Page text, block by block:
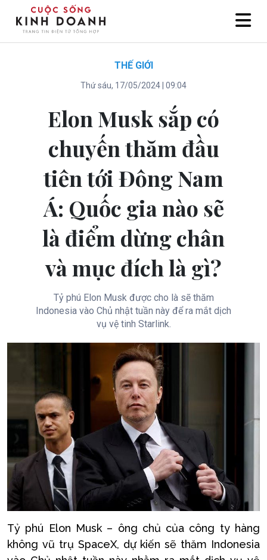
THẾ GIỚI
Thứ sáu, 17/05/2024 | 09:04
Elon Musk sắp có
chuyến thăm đầu
tiên tới Đông Nam
Á: Quốc gia nào sẽ
là điểm dừng chân
và mục đích là gì?
Tỷ phú Elon Musk được cho là sẽ thăm
Indonesia vào Chủ nhật tuần này để ra mắt dịch
vụ vệ tinh Starlink.
Tỷ phú Elon Musk – ông chủ của công ty hàng
không vũ trụ SpaceX, dự kiến sẽ thăm Indonesia